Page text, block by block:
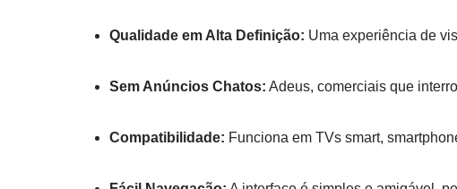
Qualidade em Alta Definição: Uma experiência de
Sem Anúncios Chatos: Adeus, comerciais que
Compatibilidade: Funciona em TVs smart,